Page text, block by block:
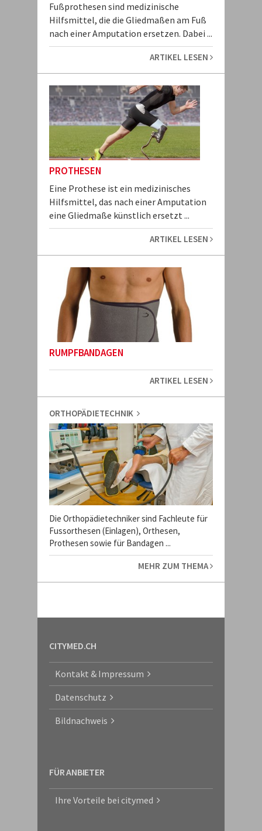
Fußprothesen sind medizinische
Hilfsmittel, die die Gliedmaßen am Fuß
nach einer Amputation ersetzen. Dabei ...
ARTIKEL LESEN
PROTHESEN
Eine Prothese ist ein medizinisches
Hilfsmittel, das nach einer Amputation
eine Gliedmaße künstlich ersetzt ...
ARTIKEL LESEN
RUMPFBANDAGEN
ARTIKEL LESEN
ORTHOPÄDIETECHNIK
Die Orthopädietechniker sind Fachleute für
Fussorthesen (Einlagen), Orthesen,
Prothesen sowie für Bandagen ...
MEHR ZUM THEMA
CITYMED.CH
Kontakt & Impressum
Datenschutz
Bildnachweis
FÜR ANBIETER
Ihre Vorteile bei citymed